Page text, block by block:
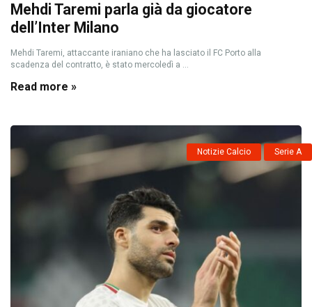
Mehdi Taremi parla già da giocatore
dell’Inter Milano
Mehdi Taremi, attaccante iraniano che ha lasciato il FC Porto alla
scadenza del contratto, è stato mercoledì a ...
Read more »
Notizie Calcio Serie A